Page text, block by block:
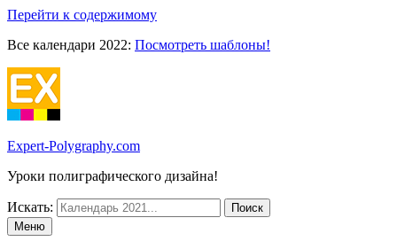
Перейти к содержимому
Все календари 2022: Посмотреть шаблоны!
Expert-Polygraphy.com
Уроки полиграфического дизайна!
Искать:
Меню